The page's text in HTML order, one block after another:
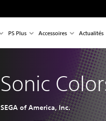
PS Plus Accessoires Actualités
Sonic
SEGA of America, Inc.